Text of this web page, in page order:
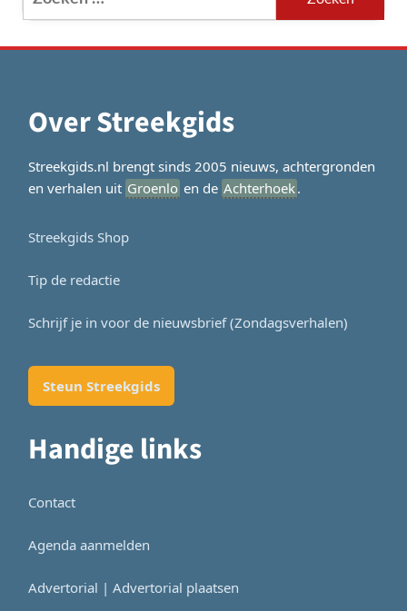
naar:
Over Streekgids
Streekgids.nl brengt sinds 2005 nieuws, achtergronden
en verhalen uit Groenlo en de Achterhoek.
Streekgids Shop
Tip de redactie
Schrijf je in voor de nieuwsbrief (Zondagsverhalen)
Steun Streekgids
Handige links
Contact
Agenda aanmelden
Advertorial | Advertorial plaatsen